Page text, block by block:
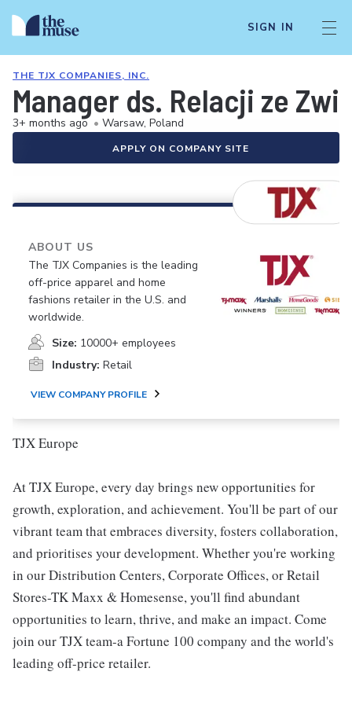
SIGN IN
THE TJX COMPANIES, INC.
Manager ds. Relacji ze
3+ months ago • Warsaw, Poland
APPLY ON COMPANY SITE
ABOUT US
The TJX Companies is the leading
off-price apparel and home
fashions retailer in the U.S. and
worldwide.
Size: 10000+ employees
Industry: Retail
VIEW COMPANY PROFILE
TJX Europe
At TJX Europe, every day brings new opportunities for
growth, exploration, and achievement. You'll be part of our
vibrant team that embraces diversity, fosters collaboration,
and prioritises your development. Whether you're working
in our Distribution Centers, Corporate Offices, or Retail
Stores-TK Maxx & Homesense, you'll find abundant
opportunities to learn, thrive, and make an impact. Come
join our TJX team-a Fortune 100 company and the world's
leading off-price retailer.